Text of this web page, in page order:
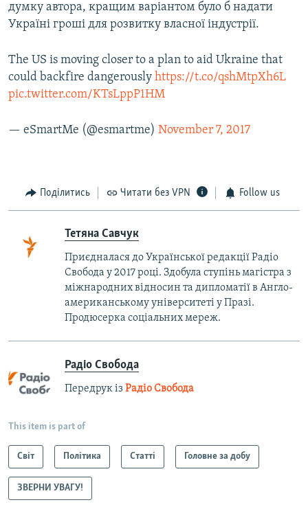
думку автора, кращим варіантом було б надати
Україні гроші для розвитку власної індустрії.
The US is moving closer to a plan to aid Ukraine that
could backfire dangerously https://t.co/qshMtpXh6L
pic.twitter.com/KTsLppP1HM
— eSmartMe (@esmartme) November 7, 2017
Поділитись Читати без VPN Follow us
Тетяна Савчук
Приєдналася до Української редакції Радіо
Свобода у 2017 році. Здобула ступінь магістра з
міжнародних відносин та дипломатії в Англо-
американському університеті у Празі.
Продюсерка соціальних мереж.
Радіо Свобода
Передрук із Радіо Свобода
This item is part of
Світ Політика Статті Головне за добу
ЗВЕРНИ УВАГУ!